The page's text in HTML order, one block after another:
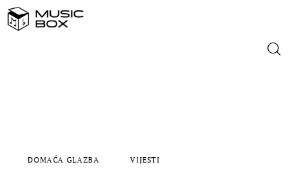
DOMAĆA GLAZBA VIJESTI